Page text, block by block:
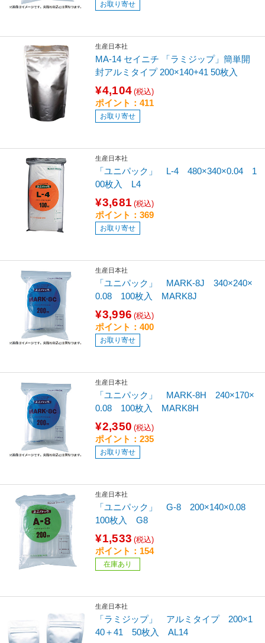
お取り寄せ
生産日本社
MA-14 セイニチ 「ラミジップ」簡単開
封アルミタイプ 200×140+41 50枚入
¥4,104 (税込)
ポイント：411
お取り寄せ
生産日本社
「ユニパック」 L-4 480×340×0.04 1
00枚入 L4
¥3,681 (税込)
ポイント：369
お取り寄せ
生産日本社
「ユニパック」 MARK-8J 340×240×
0.08 100枚入 MARK8J
¥3,996 (税込)
ポイント：400
お取り寄せ
生産日本社
「ユニパック」 MARK-8H 240×170×
0.08 100枚入 MARK8H
¥2,350 (税込)
ポイント：235
お取り寄せ
生産日本社
「ユニパック」 G-8 200×140×0.08
100枚入 G8
¥1,533 (税込)
ポイント：154
在庫あり
生産日本社
「ラミジップ」 アルミタイプ 200×1
40＋41 50枚入 AL14